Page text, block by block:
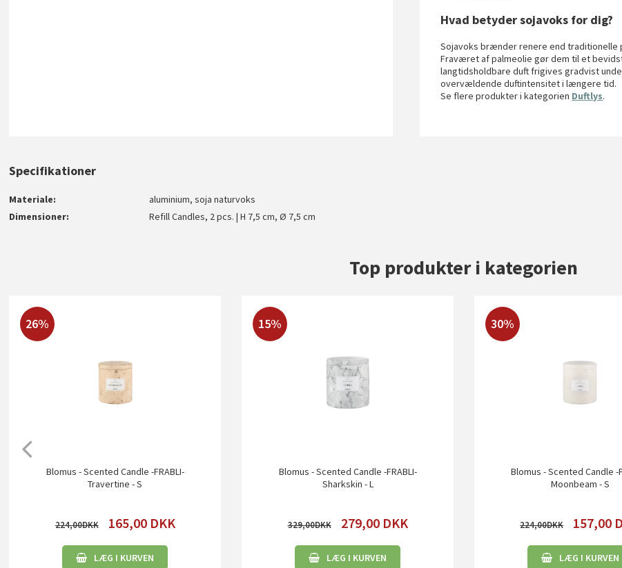
Hvad betyder sojavoks for dig?
Sojavoks brænder renere end traditionelle
Fraværet af palmeolie gør dem til et
langtidsholdbare duft frigives gradvist
overvældende duftintensitet i længere tid.
Se flere produkter i kategorien Duftlys.
Specifikationer
Materiale
aluminium, soja naturvoks
Dimensioner
Refill Candles, 2 pcs. | H 7,5 cm, Ø 7,5 cm
Top produkter i kategorien
26%
Blomus - Scented Candle -FRABLI-
Travertine - S
224,00 165,00 DKK
LÆG I KURVEN
15%
Blomus - Scented Candle -FRABLI-
Sharkskin - L
329,00 279,00 DKK
LÆG I KURVEN
30%
Blomus - Scented Candle -
Moonbeam - S
224,00 157,00
LÆG I KURVEN